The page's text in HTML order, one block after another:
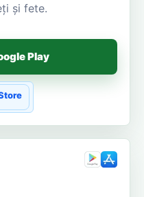
și fete.
Play